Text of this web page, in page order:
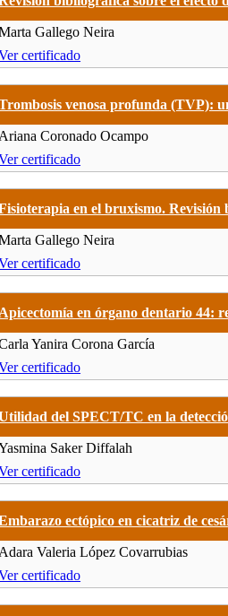
Gallego Neira
certificado
venosa profunda (TVP):
Ariana Coronado Ocampo
certificado
en el bruxismo. Revisión
Gallego Neira
certificado
Apicectomía en órgano dentario 44:
Yanira Corona García
certificado
del SPECT/TC en la
Saker Diffalah
certificado
ectópico en cicatriz de
Adara Valeria López Covarrubias
certificado